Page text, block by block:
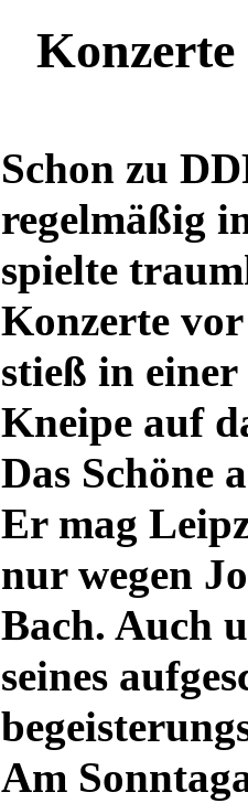
Konzerte
Schon zu
regelmäßig
spielte
Konzerte
stieß in
Kneipe auf
Das Schöne
Er mag
nur wegen
Bach. Auch
seines
Am